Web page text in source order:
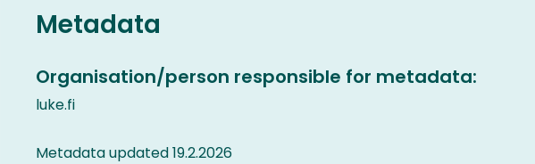
Metadata
Organisation/person responsible for metadata:
luke.fi
Metadata updated 19.2.2026